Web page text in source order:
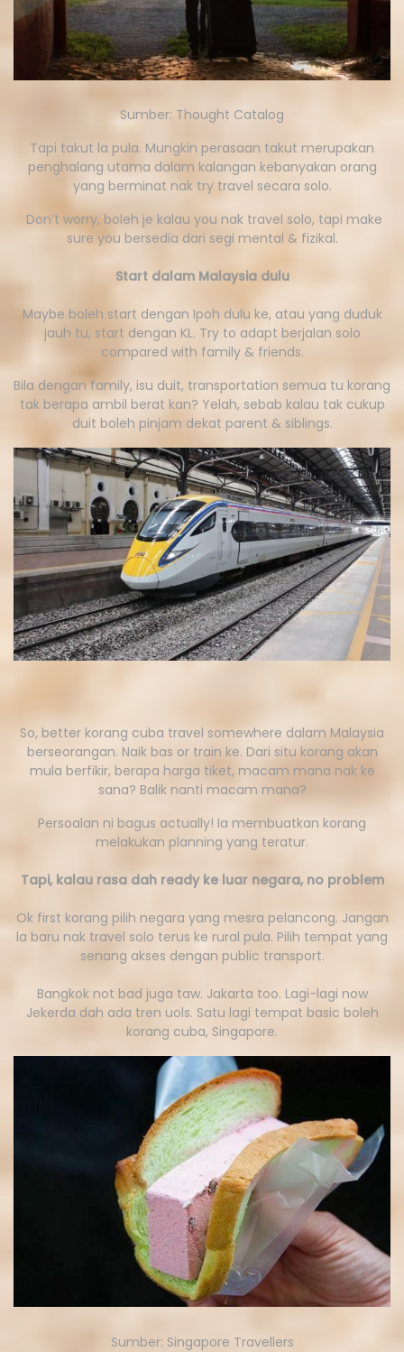
Sumber: Thought Catalog
Tapi takut la pula. Mungkin perasaan takut merupakan
penghalang utama dalam kalangan kebanyakan orang
yang berminat nak try travel secara solo.
Don’t worry, boleh je kalau you nak travel solo, tapi make
sure you bersedia dari segi mental & fizikal.
Start dalam Malaysia dulu
Maybe boleh start dengan Ipoh dulu ke, atau yang duduk
jauh tu, start dengan KL. Try to adapt berjalan solo
compared with family & friends.
Bila dengan family, isu duit, transportation semua tu korang
tak berapa ambil berat kan? Yelah, sebab kalau tak cukup
duit boleh pinjam dekat parent & siblings.
So, better korang cuba travel somewhere dalam Malaysia
berseorangan. Naik bas or train ke. Dari situ korang akan
mula berfikir, berapa harga tiket, macam mana nak ke
sana? Balik nanti macam mana?
Persoalan ni bagus actually! Ia membuatkan korang
melakukan planning yang teratur.
Tapi, kalau rasa dah ready ke luar negara, no problem
Ok first korang pilih negara yang mesra pelancong. Jangan
la baru nak travel solo terus ke rural pula. Pilih tempat yang
senang akses dengan public transport.
Bangkok not bad juga taw. Jakarta too. Lagi-lagi now
Jekerda dah ada tren uols. Satu lagi tempat basic boleh
korang cuba, Singapore.
Sumber: Singapore Travellers